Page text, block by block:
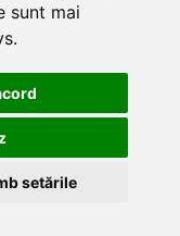
sunt mai
.
setările
2021 :: Realizat de